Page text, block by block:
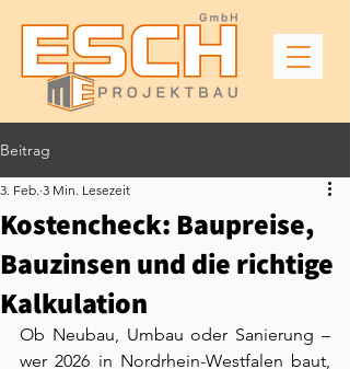
Beitrag
Kostencheck: Baupreise,
Bauzinsen und die richtige
Kalkulation
3. Feb. 3 Min. Lesezeit
Ob Neubau, Umbau oder Sanierung –
wer 2026 in Nordrhein-Westfalen baut,